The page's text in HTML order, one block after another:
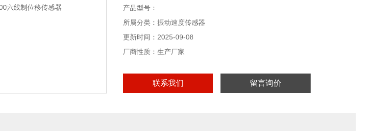
产品型号：
所属分类：振动速度传感器
更新时间：2025-09-08
厂商性质：生产厂家
联系我们 留言询价